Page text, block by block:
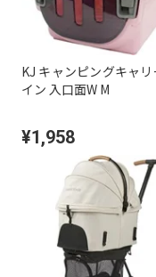
KJ キャンピングキャリ
イン 入口面W M
¥1,958